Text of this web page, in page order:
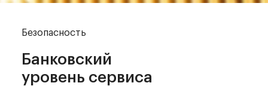
Безопасность
Банковский
уровень сервиса